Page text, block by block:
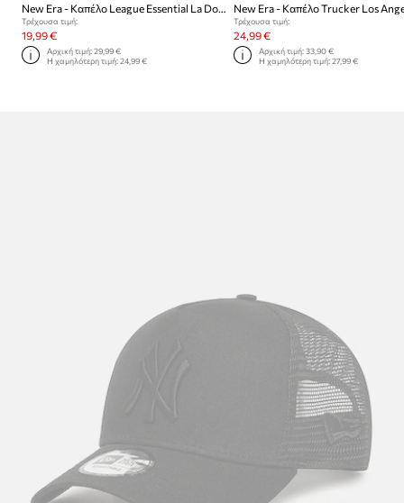
New Era - Καπέλο League Essential La Dodgers NFL THE LEAGUE
Τρέχουσα τιμή:
19,99 €
Αρχική τιμή:29,99 €
Η χαμηλότερη τιμή:24,99 €
Τρέχουσα τιμή:
24,99 €
Αρχική τιμή: 33,90 €
Η χαμηλότερη τιμή: 27,99 €